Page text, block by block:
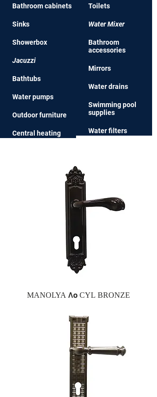
Bathroom cabinets
Sinks
Showerbox
Jacuzzi
Bathtubs
Water pumps
Outdoor furniture
Central heating
Toilets
Water Mixer
Bathroom
accessories
Mirrors
Water drains
Swimming pool
supplies
Waterfilters
MANOLYA 85 CYL BRONZE